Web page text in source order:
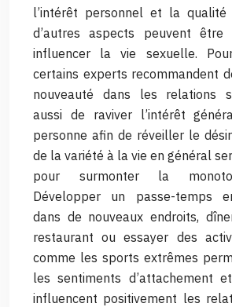
l’intérêt personnel et la
d’autres aspects peuvent
influencer la vie sexuelle.
certains experts recommandent
nouveauté dans les relations
aussi de raviver l’intérêt
personne afin de réveiller le
de la variété à la vie en général
pour surmonter la
Développer un passe-temps
dans de nouveaux endroits,
restaurant ou essayer des
comme les sports extrêmes
les sentiments d’attachement
influencent positivement les